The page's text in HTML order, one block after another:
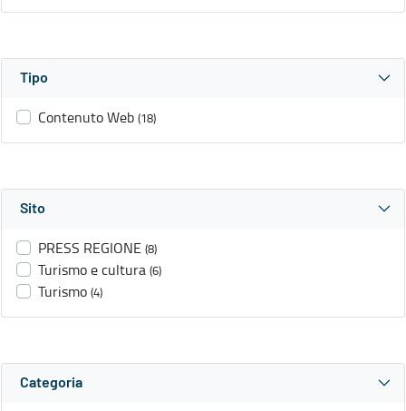
Tipo
Contenuto Web (18)
Sito
PRESS REGIONE (8)
Turismo e cultura (6)
Turismo (4)
Categoria